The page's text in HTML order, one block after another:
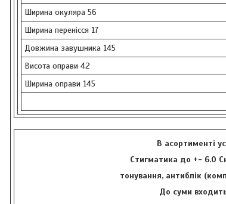
Ширина окуляра 56
Ширина перенісся 17
Довжина завушника 145
Висота оправи 42
Ширина оправи 145
В асортименті
Стигматика до +- 6.0
тонування, антиблік
До суми